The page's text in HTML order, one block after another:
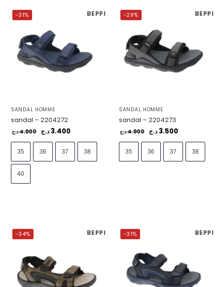
-31% BEPPI
SANDAL HOMME
sandal – 2204272
4.900د.ج 3.400د.ج
35 36 37 38
40
-29% BEPPI
SANDAL HOMME
sandal – 2204273
4.900د.ج 3.500د.ج
35 36 37 38
-34% BEPPI -31% BEPPI